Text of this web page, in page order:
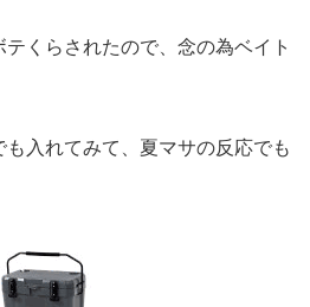
くらされたので、念の為ベイト
入れてみて、夏マサの反応でも